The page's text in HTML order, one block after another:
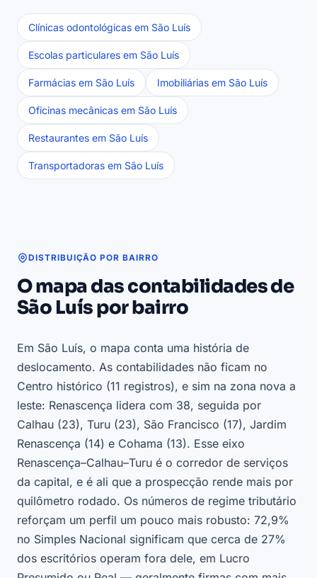
Clínicas odontológicas em São Luís
Escolas particulares em São Luís
Farmácias em São Luís Imobiliárias em São Luís
Oficinas mecânicas em São Luís
Restaurantes em São Luís
Transportadoras em São Luís
DISTRIBUIÇÃO POR BAIRRO
O mapa das contabilidades de
São Luís por bairro
Em São Luís, o mapa conta uma história de
deslocamento. As contabilidades não ficam no
Centro histórico (11 registros), e sim na zona nova a
leste: Renascença lidera com 38, seguida por
Calhau (23), Turu (23), São Francisco (17), Jardim
Renascença (14) e Cohama (13). Esse eixo
Renascença–Calhau–Turu é o corredor de serviços
da capital, e é ali que a prospecção rende mais por
quilômetro rodado. Os números de regime tributário
reforçam um perfil um pouco mais robusto: 72,9%
no Simples Nacional significam que cerca de 27%
dos escritórios operam fora dele, em Lucro